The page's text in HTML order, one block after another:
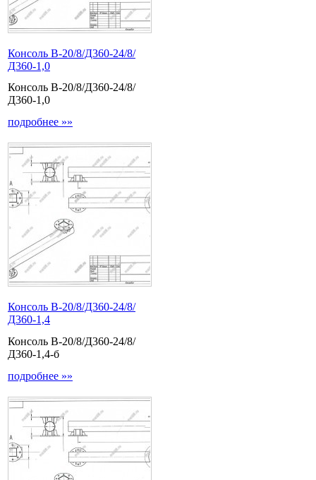
Консоль В-20/8/Д360-24/8/
Д360-1,0
Консоль В-20/8/Д360-24/8/
Д360-1,0
подробнее »»
Консоль В-20/8/Д360-24/8/
Д360-1,4
Консоль В-20/8/Д360-24/8/
Д360-1,4-б
подробнее »»